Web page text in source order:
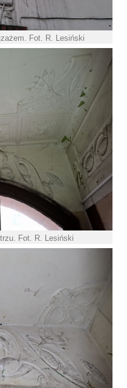
Fot. R. Lesiński
Fot. R. Lesiński